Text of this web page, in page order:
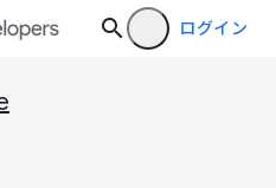
ログイン